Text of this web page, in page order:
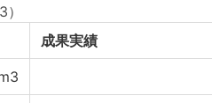
成果実績